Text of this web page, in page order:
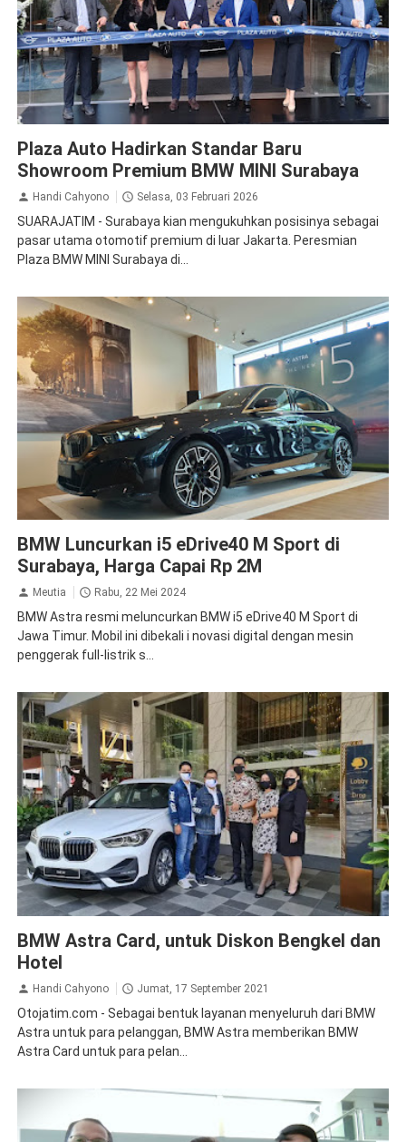
Plaza Auto Hadirkan Standar Baru
Showroom Premium BMW MINI Surabaya
Handi Cahyono Selasa, 03 Februari 2026
SUARAJATIM - Surabaya kian mengukuhkan posisinya sebagai
pasar utama otomotif premium di luar Jakarta. Peresmian
Plaza BMW MINI Surabaya di...
BMW Luncurkan i5 eDrive40 M Sport di
Surabaya, Harga Capai Rp 2M
Meutia Rabu, 22 Mei 2024
BMW Astra resmi meluncurkan BMW i5 eDrive40 M Sport di
Jawa Timur. Mobil ini dibekali i novasi digital dengan mesin
penggerak full-listrik s...
BMW Astra Card, untuk Diskon Bengkel dan
Hotel
Handi Cahyono Jumat, 17 September 2021
Otojatim.com - Sebagai bentuk layanan menyeluruh dari BMW
Astra untuk para pelanggan, BMW Astra memberikan BMW
Astra Card untuk para pelan...